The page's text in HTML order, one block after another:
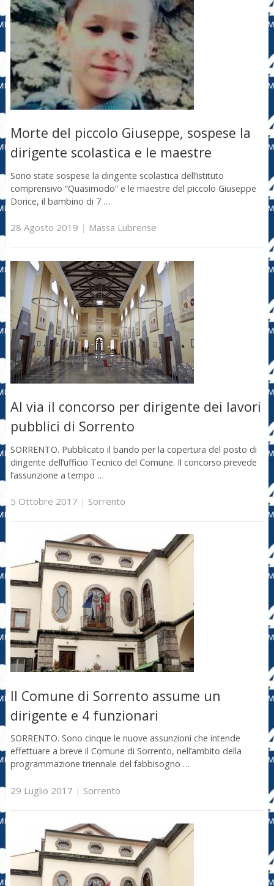
Morte del piccolo Giuseppe, sospese la
dirigente scolastica e le maestre
Sono state sospese la dirigente scolastica dell’istituto
comprensivo “Quasimodo” e le maestre del piccolo Giuseppe
Dorice, il bambino di 7 …
28 Agosto 2019 | Massa Lubrense
Al via il concorso per dirigente dei lavori
pubblici di Sorrento
SORRENTO. Pubblicato il bando per la copertura del posto di
dirigente dell’ufficio Tecnico del Comune. Il concorso prevede
l’assunzione a tempo …
5 Ottobre 2017 | Sorrento
Il Comune di Sorrento assume un
dirigente e 4 funzionari
SORRENTO. Sono cinque le nuove assunzioni che intende
effettuare a breve il Comune di Sorrento, nell’ambito della
programmazione triennale del fabbisogno …
29 Luglio 2017 | Sorrento